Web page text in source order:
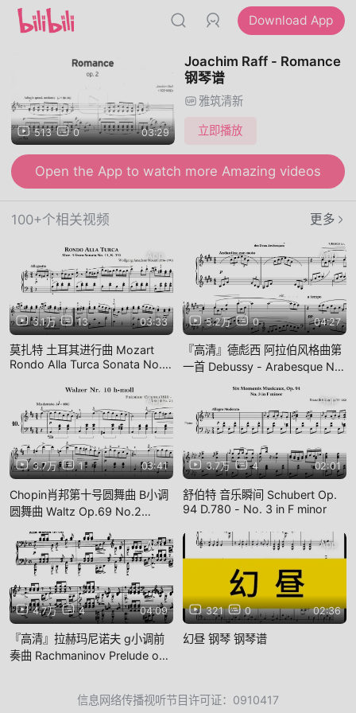
Download App
513 0 03:29
Joachim Raff - Romance
钢琴谱
雅筑清新
立即播放
Open the App to watch more Amazing videos
100+个相关视频 更多
3.1万 13 03:33
App
莫扎特 土耳其进行曲 Mozart
Rondo Alla Turca Sonata No.11
5.2万 0 04:27
App
『高清』德彪西 阿拉伯风格曲第
一首 Debussy - Arabesque No.
3.7万 1 03:41
App
Chopin肖邦第十号圆舞曲 B小调
圆舞曲 Waltz Op.69 No.2
3.7万 4 02:01
App
舒伯特 音乐瞬间 Schubert Op.
94 D.780 - No. 3 in F minor
4.7万 4 04:09
App
『高清』拉赫玛尼诺夫 g小调前
奏曲 Rachmaninov Prelude op.
321 0 02:36
App
幻昼 钢琴 钢琴谱
信息网络传播视听节目许可证：0910417